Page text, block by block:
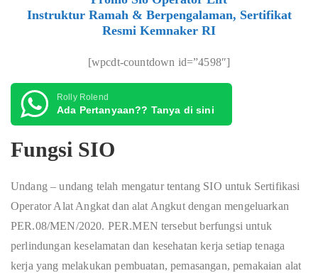
Instruktur Ramah & Berpengalaman, Sertifikat
Resmi Kemnaker RI
[wpcdt-countdown id=”4598″]
Rolly Rolend
Ada Pertanyaan?? Tanya di sini
Fungsi SIO
Undang – undang telah mengatur tentang SIO untuk Sertifikasi
Operator Alat Angkat dan alat Angkut dengan mengeluarkan
PER.08/MEN/2020. PER.MEN tersebut berfungsi untuk
perlindungan keselamatan dan kesehatan kerja setiap tenaga
kerja yang melakukan pembuatan, pemasangan, pemakaian alat